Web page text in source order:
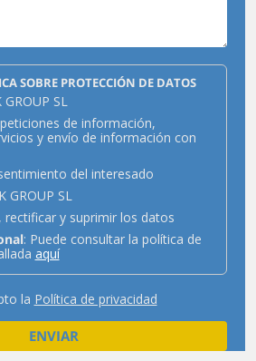
SOBRE PROTECCIÓN DE DATOS
SL
de información,
y envío de información con
del interesado
GROUP SL
rectificar y suprimir los datos
: Puede consultar la política de
aquí
la Política de privacidad